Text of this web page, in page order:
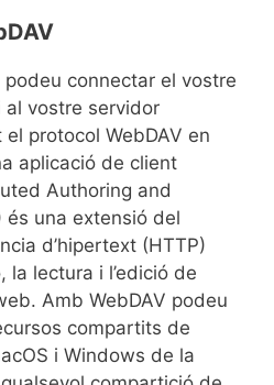
connectar el vostre
al vostre servidor
protocol WebDAV en
aplicació de client
Authoring and
és una extensió del
d’hipertext (HTTP)
la lectura i l’edició de
Amb WebDAV podeu
compartits de
i Windows de la